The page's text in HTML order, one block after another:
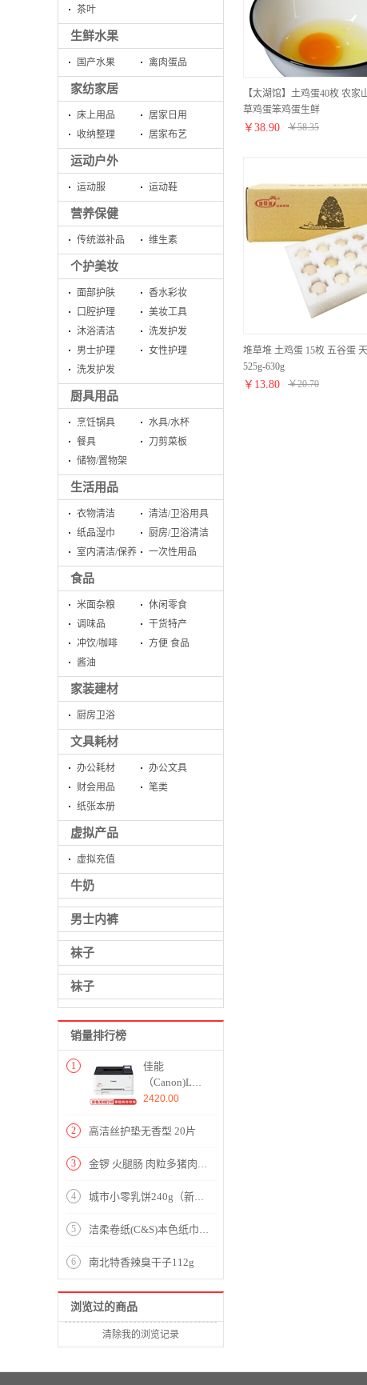
茶叶
生鲜水果
国产水果 禽肉蛋品
家纺家居
床上用品
居家日用
收纳整理
居家布艺
运动户外
运动服 运动鞋
营养保健
传统滋补品 维生素
个护美妆
面部护肤
香水彩妆
口腔护理
美妆工具
沐浴清洁
洗发护发
男士护理
女性护理
洗发护发
厨具用品
烹饪锅具
水具/水杯
餐具
刀剪菜板
储物/置物架
生活用品
衣物清洁
清洁/卫浴用具
纸品湿巾
厨房/卫浴清洁
室内清洁/保养
一次性用品
食品
米面杂粮
休闲零食
调味品
干货特产
冲饮/咖啡
方便 食品
酱油
家装建材
厨房卫浴
文具耗材
办公耗材
办公文具
财会用品
笔类
纸张本册
虚拟产品
虚拟充值
牛奶
男士内裤
袜子
袜子
销量排行榜
1
佳能
（Canon)LBP621CwA4
彩色激光打印
1200×1200dpi
18ppm有线/
适用054系列
2420.00
2 高洁丝护垫无香型 20片
3 金锣 火腿肠 肉粒多猪肉香肠系列 40g*8支（新老包装随机发货）
4 城市小零乳饼240g（新西兰风味)
5 洁柔卷纸(C&S)本色纸巾 食品级加厚4层70g卫生纸*48卷（实芯卷纸母婴可用 自然木系列）整箱销售
6 南北特香辣臭干子112g
浏览过的商品
清除我的浏览记录
【太湖馆】土鸡蛋40枚 农家
草鸡蛋笨鸡蛋生鲜
￥ 38.90 ￥58.35
堆草堆 土鸡蛋 15枚 五谷蛋
525g-630g
￥ 13.80 ￥20.70